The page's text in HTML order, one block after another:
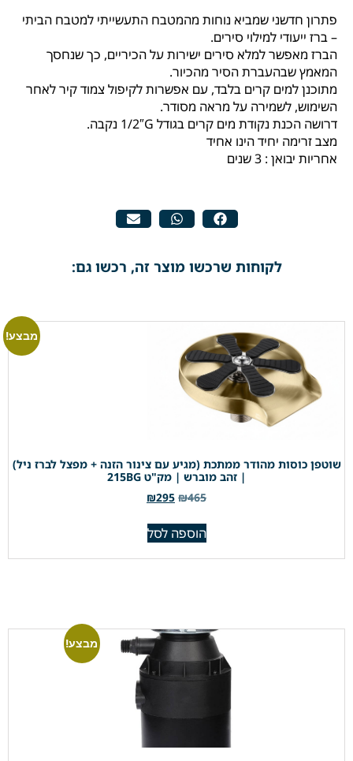
פתרון חדשני שמביא נוחות מהמטבח התעשייתי למטבח הביתי
– ברז ייעודי למילוי סירים.
הברז מאפשר למלא סירים ישירות על הכיריים, כך שנחסך
המאמץ שבהעברת הסיר מהכיור.
מתוכנן למים קרים בלבד, עם אפשרות לקיפול צמוד קיר לאחר
השימוש, לשמירה על מראה מסודר.
דרושה הכנת נקודת מים קרים בגודל 1/2″G נקבה.
מצב זרימה יחיד הינו אחיד
אחריות יבואן : 3 שנים
לקוחות שרכשו מוצר זה, רכשו גם:
מבצע!
שוטפן כוסות מהודר ממתכת (מגיע עם צינור הזנה + מפצל לברז ניל)
| זהב מוברש | מק"ט 215BG
₪465
₪295
הוספה לסל
מבצע!